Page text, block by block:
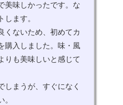
美味しかったです。な
します。
くないため、初めてカ
購入しました。味・風
りも美味しいと感じて
しまうが、すぐになく